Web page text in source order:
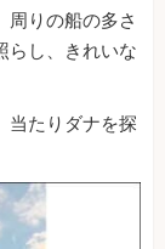
周りの船の多さ
らし、きれいな
当たりダナを探